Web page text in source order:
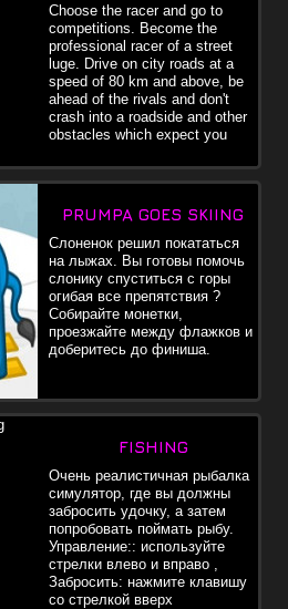
Choose the racer and go to
competitions. Become the
professional racer of a street
luge. Drive on city roads at a
speed of 80 km and above, be
ahead of the rivals and don't
crash into a roadside and other
obstacles which expect you
PRUMPA GOES SKIING
Слоненок решил покататься
на лыжах. Вы готовы помочь
слонику спуститься с горы
огибая все препятствия ?
Собирайте монетки,
проезжайте между флажков и
доберитесь до финиша.
FISHING
Очень реалистичная рыбалка
симулятор, где вы должны
забросить удочку, а затем
попробовать поймать рыбу.
Управление:: используйте
стрелки влево и вправо ,
Забросить: нажмите клавишу
со стрелкой вверх